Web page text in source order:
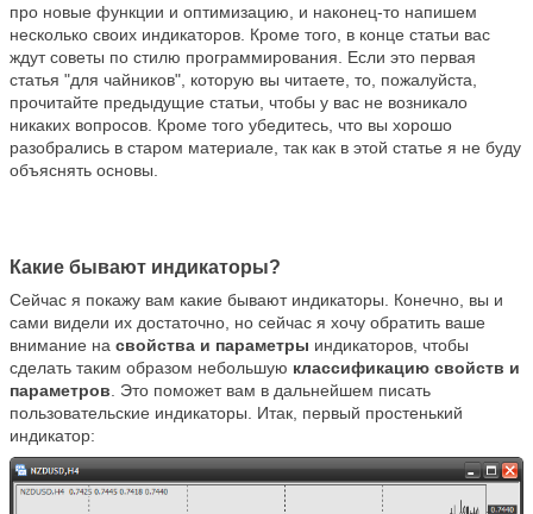
про новые функции и оптимизацию, и наконец-то напишем
несколько своих индикаторов. Кроме того, в конце статьи вас
ждут советы по стилю программирования. Если это первая
статья "для чайников", которую вы читаете, то, пожалуйста,
прочитайте предыдущие статьи, чтобы у вас не возникало
никаких вопросов. Кроме того убедитесь, что вы хорошо
разобрались в старом материале, так как в этой статье я не буду
объяснять основы.
Какие бывают индикаторы?
Сейчас я покажу вам какие бывают индикаторы. Конечно, вы и
сами видели их достаточно, но сейчас я хочу обратить ваше
внимание на свойства и параметры индикаторов, чтобы
сделать таким образом небольшую классификацию свойств и
параметров . Это поможет вам в дальнейшем писать
пользовательские индикаторы. Итак, первый простенький
индикатор: